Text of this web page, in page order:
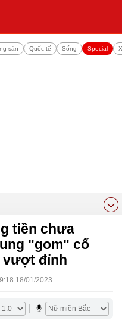
sản Quốc tế Sống Special
tiền chưa
"gom" cổ
vượt đỉnh
18/01/2023